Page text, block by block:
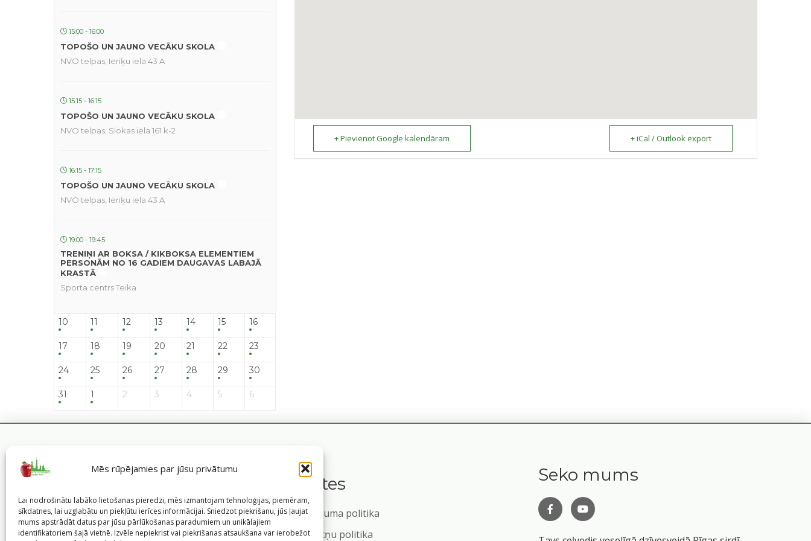
Mēs rūpējamies par jūsu privātumu
Lai nodrošinātu labāko lietošanas pieredzi, mēs izmantojam tehnoloģijas, piemēram,
sīkdatnes, lai uzglabātu un piekļūtu ierīces informācijai. Sniedzot piekrišanu, jūs ļaujat
mums apstrādāt datus par jūsu pārlūkošanas paradumiem un unikālajiem
identifikatoriem šajā vietnē. Izvēle nepiekrist vai piekrišanas atsaukšana var ierobežot
15:00 - 16:00
TOPOŠO UN JAUNO VECĀKU SKOLA
NVO telpas, Ieriķu iela 43 A
15:15 - 16:15
TOPOŠO UN JAUNO VECĀKU SKOLA
NVO telpas, Slokas iela 161 k-2
16:15 - 17:15
TOPOŠO UN JAUNO VECĀKU SKOLA
NVO telpas, Ieriķu iela 43 A
19:00 - 19:45
TRENIŅI AR BOKSA / KIKBOKSA ELEMENTIEM
PERSONĀM NO 16 GADIEM DAUGAVAS LABAJĀ
KRASTĀ
Sporta centrs Teika
10 11 12 13 14 15 16
17 18 19 20 21 22 23
24 25 26 27 28 29 30
31 1 2 3 4 5 6
+ Pievienot Google kalendāram + iCal / Outlook export
Saites
Privātuma politika
Sīkdatņu politika
Seko mums